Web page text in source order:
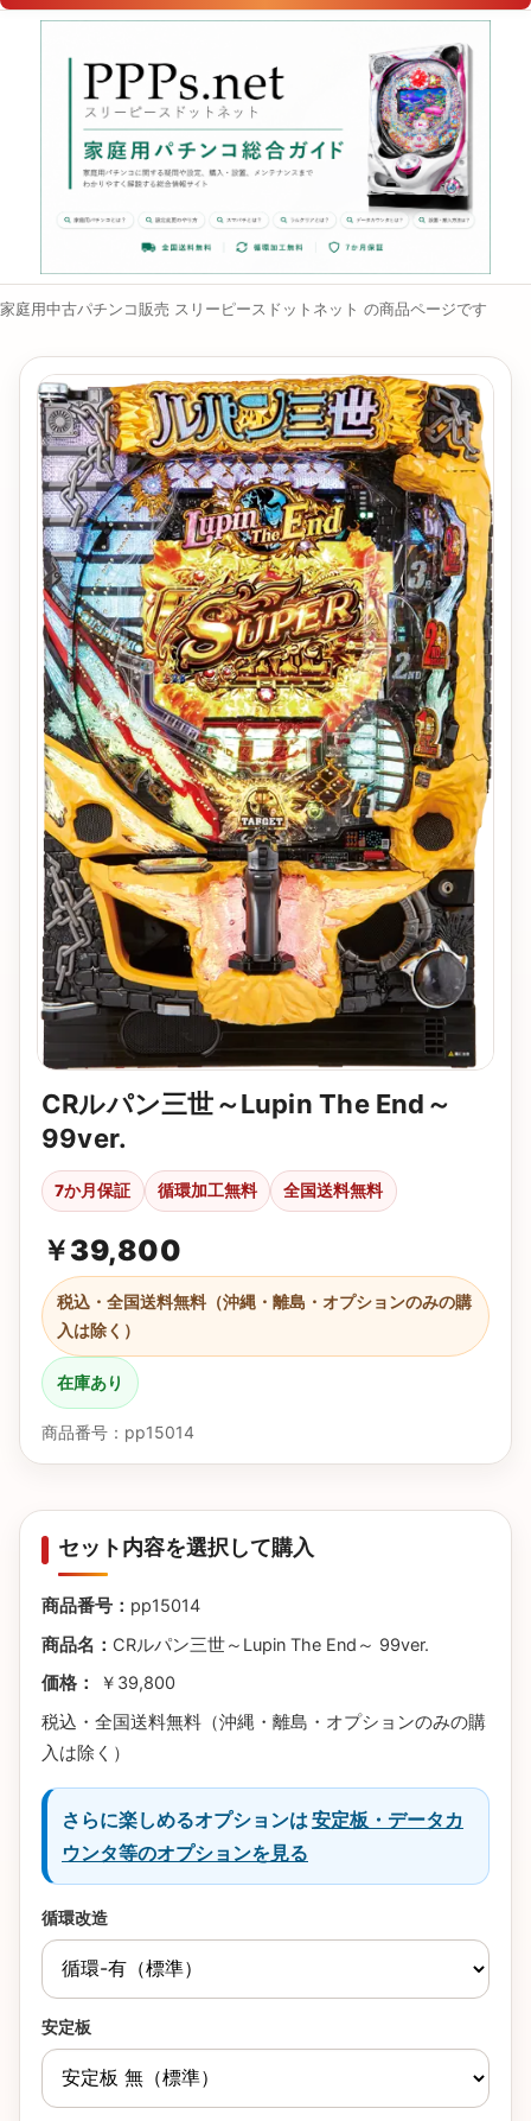
家庭用中古パチンコ販売 スリーピースドットネット の商品ページです
CRルパン三世～Lupin The End～
99ver.
7か月保証 循環加工無料 全国送料無料
￥39,800
税込・全国送料無料（沖縄・離島・オプションのみの購
入は除く）
在庫あり
商品番号：pp15014
セット内容を選択して購入
商品番号： pp15014
商品名： CRルパン三世～Lupin The End～ 99ver.
価格：
￥39,800
税込・全国送料無料（沖縄・離島・オプションのみの購
入は除く）
さらに楽しめるオプションは 安定板・データカ
ウンタ等のオプションを見る
循環改造
安定板